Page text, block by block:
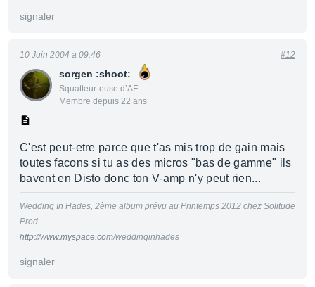
signaler
sorgen :shoot:
Squatteur·euse d’AF
Membre depuis 22 ans
10 Juin 2004 à 09:46 #12
C'est peut-etre parce que t'as mis trop de gain mais
toutes facons si tu as des micros "bas de gamme" ils
bavent en Disto donc ton V-amp n'y peut rien...
Wedding In Hades, 2ème album prévu au Printemps 2012 chez Solitude
Prod
http://www.myspace.com/weddinginhades
signaler